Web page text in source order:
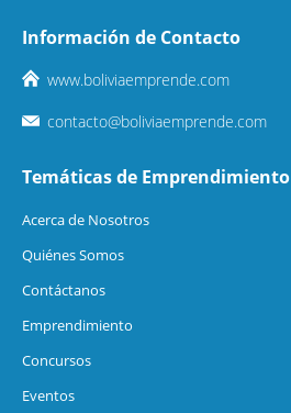
Información de Contacto
www.boliviaemprende.com
contacto@boliviaemprende.com
Temáticas de Emprendimiento
Acerca de Nosotros
Quiénes Somos
Contáctanos
Emprendimiento
Concursos
Eventos